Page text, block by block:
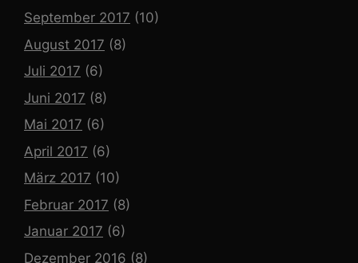
September 2017 (10)
August 2017 (8)
Juli 2017 (6)
Juni 2017 (8)
Mai 2017 (6)
April 2017 (6)
März 2017 (10)
Februar 2017 (8)
Januar 2017 (6)
Dezember 2016 (8)